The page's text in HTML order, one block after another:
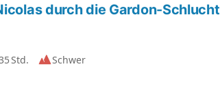
durch die Gardon-Schlucht
Std.
Schwer